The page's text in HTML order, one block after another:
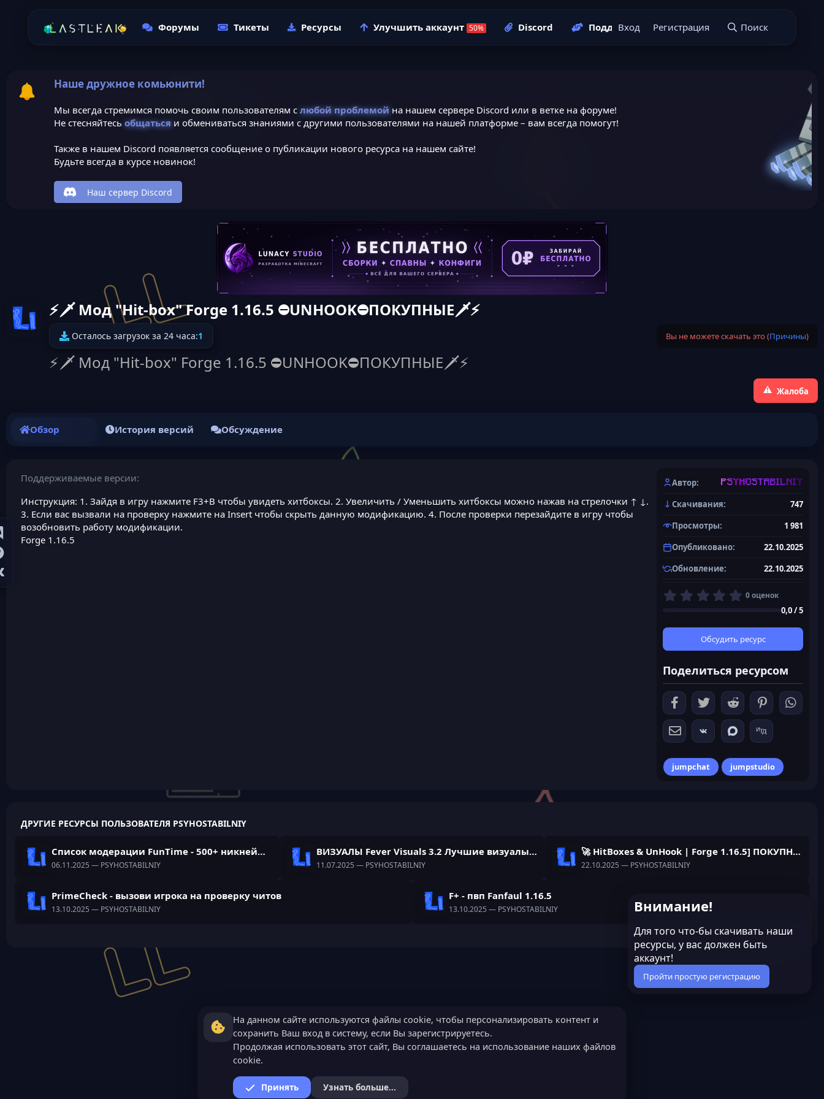
Форумы Тикеты Ресурсы Улучшить аккаунт Discord Поддержать нас Подать заявку
Вход Регистрация Поиск
Наше дружное комьюнити!
Мы всегда стремимся помочь своим пользователям с любой проблемойна нашем сервере Discord или в ветке на форуме!
Не стесняйтесь общатьсяи обмениваться знаниями с другими пользователями на нашей платформе – вам всегда помогут!
Также в нашем Discord появляется сообщение о публикации нового ресурса на нашем сайте!
Будьте всегда в курсе новинок!
Наш сервер Discord
Иконка ресурса
⚡🗡️ Мод "Hit-box" Forge 1.16.5 ⛔UNHOOK⛔ПОКУПНЫЕ🗡️⚡
Осталось загрузок за 24 часа:1
⚡🗡️ Мод "Hit-box" Forge 1.16.5 ⛔UNHOOK⛔ПОКУПНЫЕ🗡️⚡
Вы не можете скачать это (Причины)
Жалоба
Обзор История версий Обсуждение
Поддерживаемые версии
Инструкция: 1. Зайдя в игру нажмите F3+B чтобы увидеть хитбоксы. 2. Увеличить / Уменьшить хитбоксы можно нажав на стрелочки ↑ ↓.
3. Если вас вызвали на проверку нажмите на Insert чтобы скрыть данную модификацию. 4. После проверки перезайдите в игру чтобы
возобновить работу модификации.
Forge 1.16.5
Автор PSYHOSTABILNIY
Скачивания
747
Просмотры
1 981
Опубликовано
22.10.2025
Обновление
22.10.2025
0
0
з
в
ё
з
д
0 оценок
0,0 / 5
Обсудить ресурс
Поделиться ресурсом
jumpchat jumpstudio
ДРУГИЕ РЕСУРСЫ ПОЛЬЗОВАТЕЛЯ PSYHOSTABILNIY
Список модерации FunTime - 500+ никнеймов
06.11.2025 — PSYHOSTABILNIY
ВИЗУАЛЫ Fever Visuals 3.2 Лучшие визуалы для майнкрафт 1.21
11.07.2025 — PSYHOSTABILNIY
🚀 HitBoxes & UnHook | Forge 1.16.5] ПОКУПНЫЕ🚀
22.10.2025 — PSYHOSTABILNIY
PrimeCheck - вызови игрока на проверку читов
13.10.2025 — PSYHOSTABILNIY
F+ - пвп Fanfaul 1.16.5
13.10.2025 — PSYHOSTABILNIY Внимание!
Для того что-бы скачивать наши
ресурсы, у вас должен быть
аккаунт!
Пройти простую регистрацию
На данном сайте используются файлы cookie, чтобы персонализировать контент и
сохранить Ваш вход в систему, если Вы зарегистрируетесь.
Продолжая использовать этот сайт, Вы соглашаетесь на использование наших файлов
cookie.
Принять Узнать больше...